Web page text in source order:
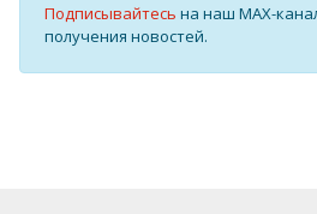
Подписывайтесь на наш MAX-
получения новостей.